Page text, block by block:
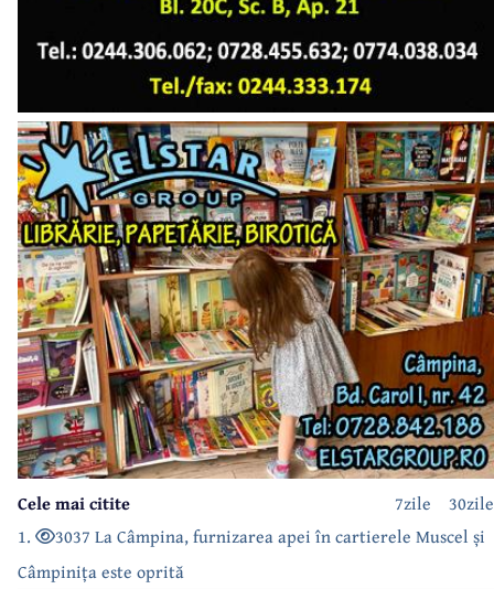
30zile
7zile
Cele mai citite
1.
3037 La Câmpina, furnizarea apei în cartierele Muscel și
Câmpinița este oprită